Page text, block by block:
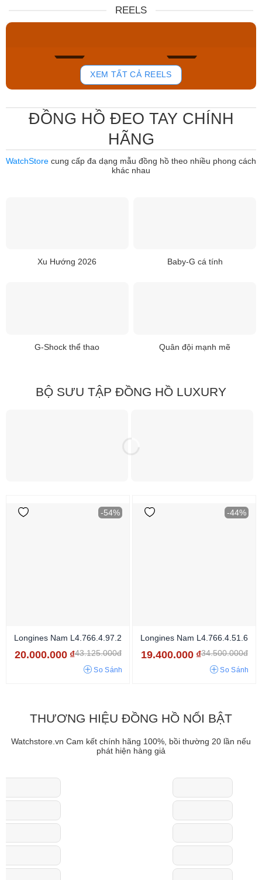
REELS
760
XEM TẤT CẢ REELS
ĐỒNG HỒ ĐEO TAY CHÍNH
HÃNG
WatchStore cung cấp đa dạng mẫu đồng hồ theo nhiều phong cách
khác nhau
Xu Hướng 2026 Baby-G cá tính
G-Shock thể thao Quân đội mạnh mẽ
BỘ SƯU TẬP ĐỒNG HỒ LUXURY
-54%
Longines Nam L4.766.4.97.2
20.000.000 ₫43.125.000đ
So Sánh
-44%
Longines Nam L4.766.4.51.6
19.400.000 ₫34.500.000đ
So Sánh
THƯƠNG HIỆU ĐỒNG HỒ NỔI BẬT
Watchstore.vn Cam kết chính hãng 100%, bồi thường 20 lần nếu
phát hiện hàng giả